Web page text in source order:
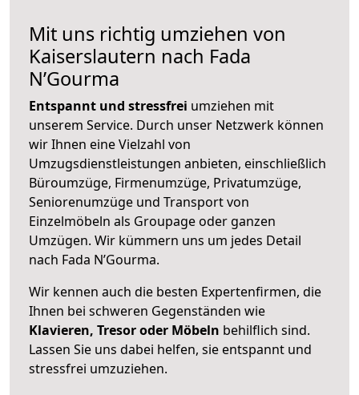
Mit uns richtig umziehen von
Kaiserslautern nach Fada
N’Gourma
Entspannt und stressfrei umziehen mit
unserem Service. Durch unser Netzwerk können
wir Ihnen eine Vielzahl von
Umzugsdienstleistungen anbieten, einschließlich
Büroumzüge, Firmenumzüge, Privatumzüge,
Seniorenumzüge und Transport von
Einzelmöbeln als Groupage oder ganzen
Umzügen. Wir kümmern uns um jedes Detail
nach Fada N’Gourma.
Wir kennen auch die besten Expertenfirmen, die
Ihnen bei schweren Gegenständen wie
Klavieren, Tresor oder Möbeln behilflich sind.
Lassen Sie uns dabei helfen, sie entspannt und
stressfrei umzuziehen.